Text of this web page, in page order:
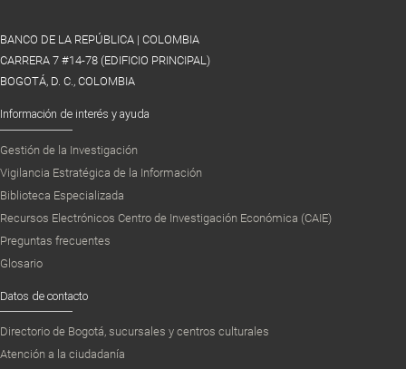
BANCO DE LA REPÚBLICA | COLOMBIA
CARRERA 7 #14-78 (EDIFICIO PRINCIPAL)
BOGOTÁ, D. C., COLOMBIA
Información de interés y ayuda
Gestión de la Investigación
Vigilancia Estratégica de la Información
Biblioteca Especializada
Recursos Electrónicos Centro de Investigación Económica (CAIE)
Preguntas frecuentes
Glosario
Datos de contacto
Directorio de Bogotá, sucursales y centros culturales
Atención a la ciudadanía